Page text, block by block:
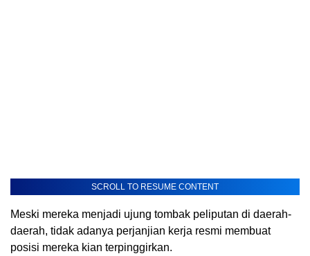
SCROLL TO RESUME CONTENT
Meski mereka menjadi ujung tombak peliputan di daerah-
daerah, tidak adanya perjanjian kerja resmi membuat
posisi mereka kian terpinggirkan.